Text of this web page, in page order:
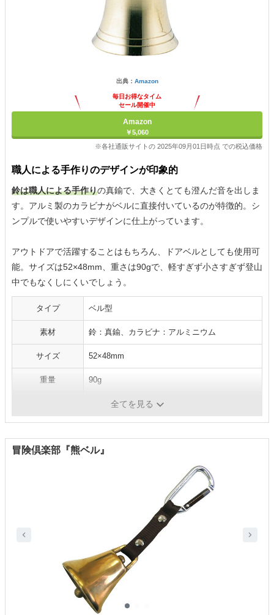
出典： Amazon
毎日お得なタイム
セール開催中
Amazon
￥5,060
※各社通販サイトの 2025年09月01日時点 での税込価格
職人による手作りのデザインが印象的
鈴は職人による手作りの真鍮で、大きくとても澄んだ音を出しま
す。アルミ製のカラビナがベルに直接付いているのが特徴的。シ
ンプルで使いやすいデザインに仕上がっています。
アウトドアで活躍することはもちろん、ドアベルとしても使用可
能。サイズは52×48mm、重さは90gで、軽すぎず小さすぎず登山
中でもなくしにくいでしょう。
タイプ ベル型
素材 鈴：真鍮、カラビナ：アルミニウム
サイズ 52×48mm
重量 90g
全てを見る
冒険倶楽部『熊ベル』